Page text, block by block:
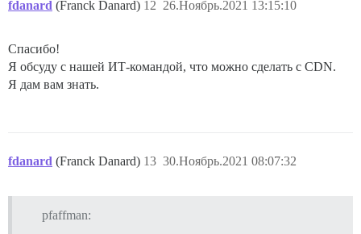
fdanard (Franck Danard) 26.Ноябрь.2021 13:15:10
12
Спасибо!
Я обсуду с нашей ИТ-командой, что можно сделать с CDN.
Я дам вам знать.
fdanard (Franck Danard) 30.Ноябрь.2021 08:07:32
13
pfaffman: